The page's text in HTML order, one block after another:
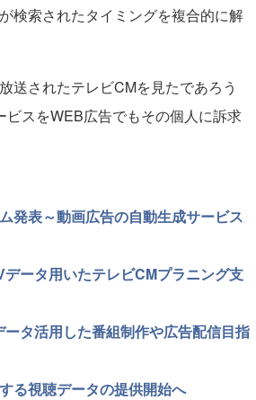
検索されたタイミングを複合的に解
送されたテレビCMを見たであろう
スをWEB広告でもその個人に訴求
発表～動画広告の自動生成サービス
ータ用いたテレビCMプラニング支
タ活用した番組制作や広告配信目指
る視聴データの提供開始へ